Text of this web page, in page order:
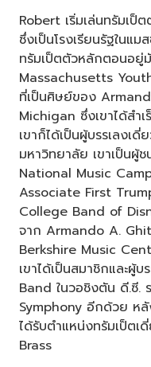
Robert เริ่มเล่นทรัมเป็
ซึ่งเป็นโรงเรียนรัฐในแม
ทรัมเป็ตตัวหลักตอนอยู่
Massachusetts
ที่เป็นศิษย์ของ
Michigan ซึ่งเขาได้ส
เขาก็ได้เป็นผู้บรรเลงเ
มหาวิทยาลัย เขาเป็นผู้
National Music
Associate First
College Band of
จาก Armando A.
Berkshire Music
เขาได้เป็นสมาชิกและผู้
Band ในวอชิงตัน ดี.ซี.
Symphony อีกด้วย ห
ได้รับตำแหน่งทรัมเป็ต
Brass